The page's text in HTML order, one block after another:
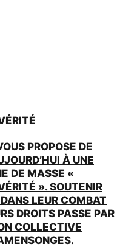
PROPOSE DE
À UNE
DE MASSE «
». SOUTENIR
LEUR COMBAT
DROITS PASSE PAR
COLLECTIVE